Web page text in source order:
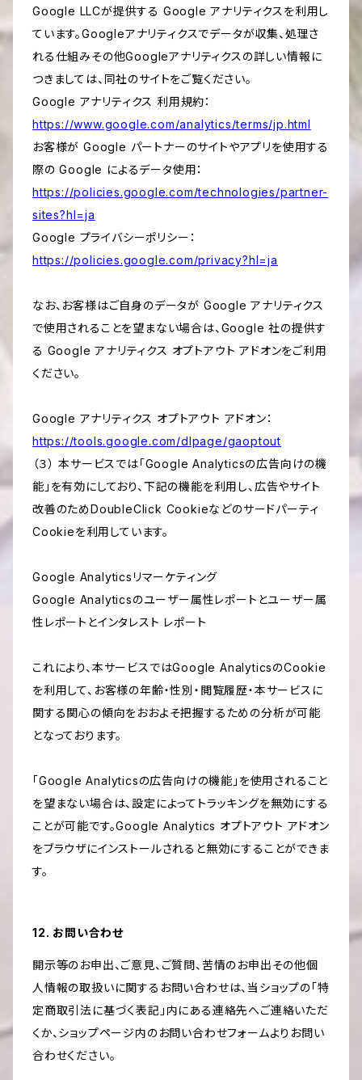
Google LLCが提供する Google アナリティクスを利用し
ています。Googleアナリティクスでデータが収集、処理さ
れる仕組みその他Googleアナリティクスの詳しい情報に
つきましては、同社のサイトをご覧ください。
Google アナリティクス 利用規約：
https://www.google.com/analytics/terms/jp.html
お客様が Google パートナーのサイトやアプリを使用する
際の Google によるデータ使用：
https://policies.google.com/technologies/partner-
sites?hl=ja
Google プライバシーポリシー：
https://policies.google.com/privacy?hl=ja
なお、お客様はご自身のデータが Google アナリティクス
で使用されることを望まない場合は、Google 社の提供す
る Google アナリティクス オプトアウト アドオンをご利用
ください。
Google アナリティクス オプトアウト アドオン：
https://tools.google.com/dlpage/gaoptout
（３） 本サービスでは「Google Analyticsの広告向けの機
能」を有効にしており、下記の機能を利用し、広告やサイト
改善のためDoubleClick Cookieなどのサードパーティ
Cookieを利用しています。
Google Analyticsリマーケティング
Google Analyticsのユーザー属性レポートとユーザー属
性レポートとインタレスト レポート
これにより、本サービスではGoogle AnalyticsのCookie
を利用して、お客様の年齢・性別・閲覧履歴・本サービスに
関する関心の傾向をおおよそ把握するための分析が可能
となっております。
「Google Analyticsの広告向けの機能」を使用されること
を望まない場合は、設定によってトラッキングを無効にする
ことが可能です。Google Analytics オプトアウト アドオン
をブラウザにインストールされると無効にすることができま
す。
12. お問い合わせ
開示等のお申出、ご意見、ご質問、苦情のお申出その他個
人情報の取扱いに関するお問い合わせは、当ショップの「特
定商取引法に基づく表記」内にある連絡先へご連絡いただ
くか、ショップページ内のお問い合わせフォームよりお問い
合わせください。